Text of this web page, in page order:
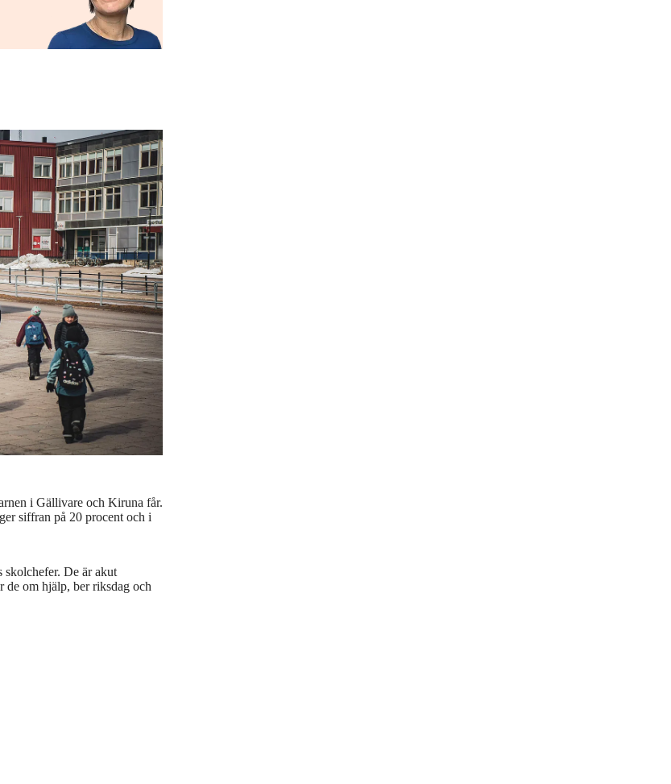
i Gällivare och Kiruna får.
siffran på 20 procent och i
skolchefer. De är akut
de om hjälp, ber riksdag och